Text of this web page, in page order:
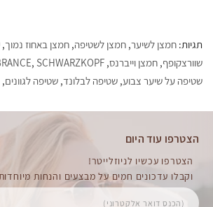
תגיות: חמצן לשיער, חמצן לשטיפה, חמצן באחוז נמוך,
שוורצקופף, חמצן וייברנס,
, SCHWARZKOPF
שטיפה על שיער צבוע, שטיפה לבלונד, שטיפה לגוונים,
הצטרפו עוד היום
הצטרפו עכשיו לניוזלייטר!
וקבלו עדכונים חמים על מבצעים והנחות